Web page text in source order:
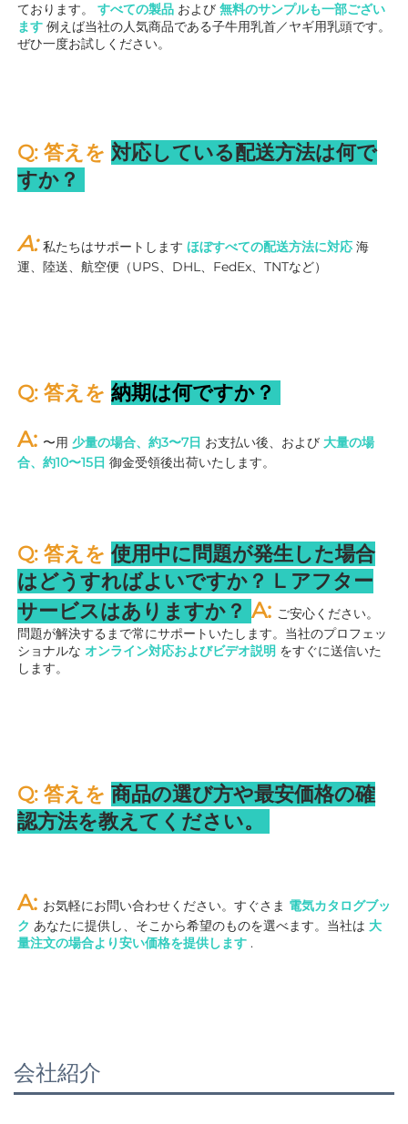
ております。 すべての製品 および 無料のサンプルも一部ござい
ます 例えば当社の人気商品である子牛用乳首／ヤギ用乳頭です。
ぜひ一度お試しください。
Q: 答えを 対応している配送方法は何で
すか？
A: 私たちはサポートします ほぼすべての配送方法に対応 海
運、陸送、航空便（UPS、DHL、FedEx、TNTなど）
Q: 答えを 納期は何ですか？
A: 〜用 少量の場合、約3〜7日 お支払い後、および 大量の場
合、約10〜15日 御金受領後出荷いたします。
Q: 答えを 使用中に問題が発生した場合
はどうすればよいですか？ L アフター
サービスはありますか？ A: ご安心ください。
問題が解決するまで常にサポートいたします。当社のプロフェッ
ショナルな オンライン対応およびビデオ説明 をすぐに送信いた
します。
Q: 答えを 商品の選び方や最安価格の確
認方法を教えてください。
A: お気軽にお問い合わせください。すぐさま 電気カタログブッ
ク あなたに提供し、そこから希望のものを選べます。当社は 大
量注文の場合より安い価格を提供します .
会社紹介